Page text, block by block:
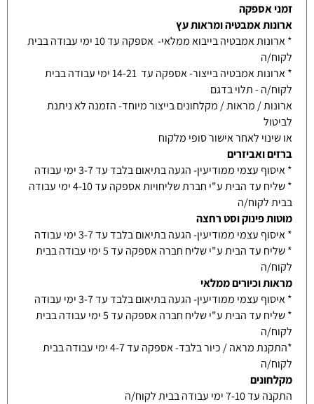
זמני אספקה
ארונות אמבטיה ומראות עץ
* ארונות אמבטיה בייבוא ממלאי- אספקה עד 10 ימי עבודה בבית
לקוח/ה
* ארונות אמבטיה בייצור- אספקה עד 14-21 ימי עבודה בבית
לקוח/ה - תלוי בדגם
ארונות / מראות / מקלחונים בייצור מיוחד- הזמנה לא ניתנת
לביטול
או שינוי לאחר אישור סופי מלקוח
ברזים ואביזרים
* איסוף עצמי ממודיעין- הגעה בתיאום בלבד עד 3-7 ימי עבודה
* שליח עד הבית ע"י חברת שליחויות אספקה עד 4-10 ימי עבודה
בבית לקוח/ה
מוטות פינוק וסט רחצה
* איסוף עצמי ממודיעין- הגעה בתיאום בלבד עד 3-7 ימי עבודה
* שליח עד הבית ע"י שליח חברה אספקה עד 5 ימי עבודה בבית
לקוח/ה
מראות וכיורים ממלאי
* איסוף עצמי ממודיעין- הגעה בתיאום בלבד עד 3-7 ימי עבודה
* שליח עד הבית ע"י שליח חברה אספקה עד 5 ימי עבודה בבית
לקוח/ה
*התקנת מראה / כיור בלבד- אספקה עד 4-7 ימי עבודה בבית
לקוח/ה
מקלחונים
התקנה עד 7-10 ימי עבודה בבית לקוח/ה